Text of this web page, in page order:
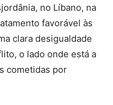
no Líbano, na
favorável às
clara desigualdade
o lado onde está a
cometidas por